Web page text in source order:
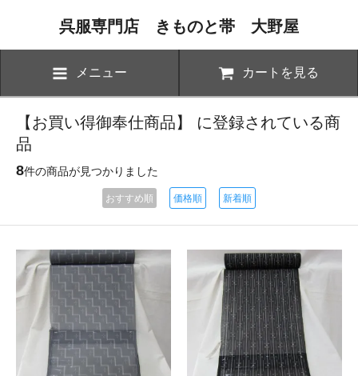
呉服専門店 きものと帯 大野屋
メニュー カートを見る
【お買い得御奉仕商品】 に登録されている商
品
8件の商品が見つかりました
おすすめ順 価格順 新着順